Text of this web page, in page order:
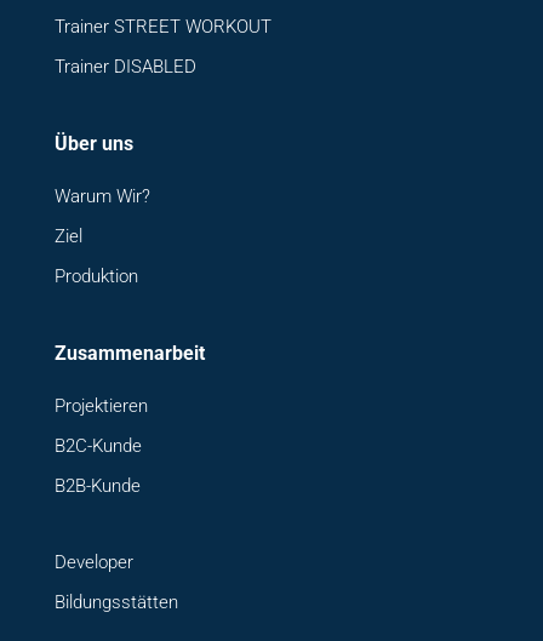
Trainer STREET WORKOUT
Trainer DISABLED
Über uns
Warum Wir?
Ziel
Produktion
Zusammenarbeit
Projektieren
B2C-Kunde
B2B-Kunde
Developer
Bildungsstätten